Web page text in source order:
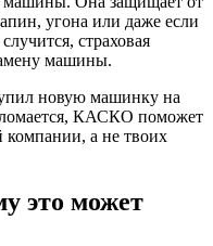
угона или даже если
страховая
машины.
новую машинку на
КАСКО поможет
компании, а не твоих
это может